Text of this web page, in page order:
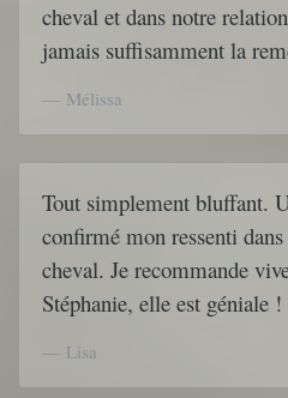
cheval et dans notre
jamais suffisamment la
Mélissa
Tout simplement bluffant.
confirmé mon ressenti
cheval. Je recommande
Stéphanie, elle est géniale !
Lisa